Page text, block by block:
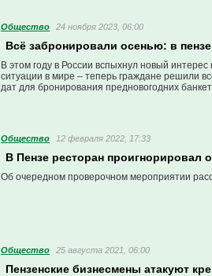
Общество 24 ноября 2023, 06:00
Всё забронировали осенью: в
В этом году в России вспыхнул новый
ситуации в мире – теперь граждане решили
дат для бронирования предновогодних
Общество 12 февраля 2022, 17:33
В Пензе ресторан проигнорировал
Об очередном проверочном мероприятии
Общество 25 августа 2021, 06:00
Пензенские бизнесмены атакуют